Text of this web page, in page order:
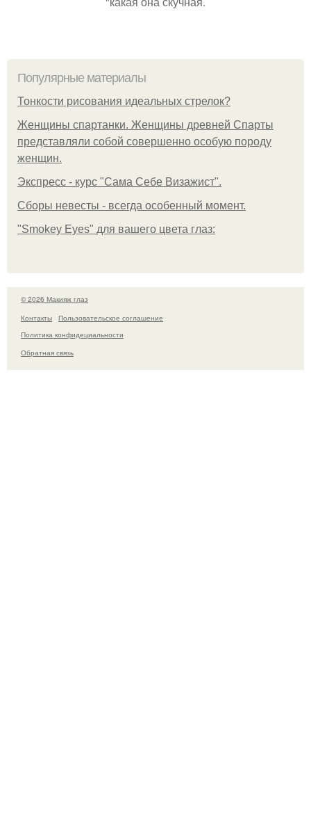
Популярные материалы
Тонкости рисования идеальных стрелок?
Женщины спартанки. Женщины древней Спарты
представляли собой совершенно особую породу
женщин.
Экспресс - курс "Сама Себе Визажист".
Сборы невесты - всегда особенный момент.
"Smokey Eyes" для вашего цвета глаз:
© 2026 Макияж глаз
Контакты
Пользовательское соглашение
Политика конфидециальности
Обратная связь